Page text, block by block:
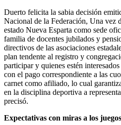
Duerto felicita la sabia decisión
Nacional de la Federación, Una vez
estado Nueva Esparta como sede
familia de docentes jubilados y
directivos de las asociaciones
plan tendente al registro y
participar y quienes estén
con el pago correspondiente a las
carnet como afiliado, lo cual
en la disciplina deportiva a
precisó.
Expectativas con miras a los juegos